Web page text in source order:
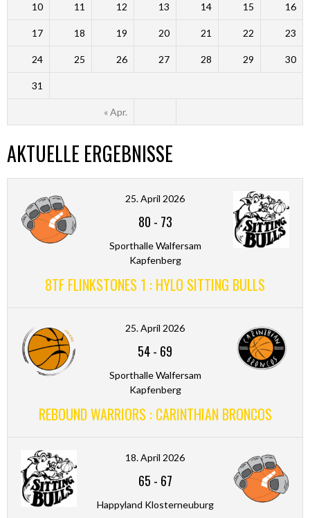
« Apr.
10 11 12 13 14 15 16
17 18 19 20 21 22 23
24 25 26 27 28 29 30
31
AKTUELLE ERGEBNISSE
25. April 2026
80 - 73
Sporthalle Walfersam
Kapfenberg
8TF FLINKSTONES 1 : HYLO SITTING BULLS
25. April 2026
54- 69
Sporthalle Walfersam
Kapfenberg
REBOUND WARRIORS : CARINTHIAN BRONCOS
18. April 2026
65 - 67
Happyland Klosterneuburg